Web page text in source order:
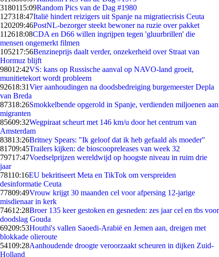
3180115:09Random Pics van de Dag #1980
127318:47Italië hindert reizigers uit Spanje na migratiecrisis Ceuta
120209:46PostNL-bezorger steekt bewoner na ruzie over pakket
112618:08CDA en D66 willen ingrijpen tegen 'gluurbrillen' die
mensen ongemerkt filmen
105217:56Benzineprijs daalt verder, onzekerheid over Straat van
Hormuz blijft
98012:42VS: kans op Russische aanval op NAVO-land groeit,
munitietekort wordt probleem
92618:31Vier aanhoudingen na doodsbedreiging burgemeester Depla
van Breda
87318:26Smokkelbende opgerold in Spanje, verdienden miljoenen aan
migranten
85609:32Wegpiraat scheurt met 146 km/u door het centrum van
Amsterdam
83813:26Britney Spears: "Ik geloof dat ik heb gefaald als moeder"
81709:45Trailers kijken: de bioscoopreleases van week 32
79717:47Voedselprijzen wereldwijd op hoogste niveau in ruim drie
jaar
78110:16EU bekritiseert Meta en TikTok om verspreiden
desinformatie Ceuta
77809:49Vrouw krijgt 30 maanden cel voor afpersing 12-jarige
misdienaar in kerk
74612:28Broer 135 keer gestoken en gesneden: zes jaar cel en tbs voor
doodslag Gouda
69209:53Houthi's vallen Saoedi-Arabië en Jemen aan, dreigen met
blokkade olieroute
54109:28Aanhoudende droogte veroorzaakt scheuren in dijken Zuid-
Holland